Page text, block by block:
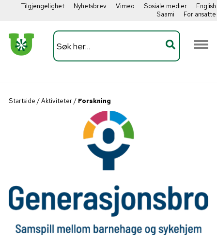
Tilgjengelighet Nyhetsbrev Vimeo Sosiale medier
English
Saami
For ansatte
Startside /Aktiviteter/ Forskning